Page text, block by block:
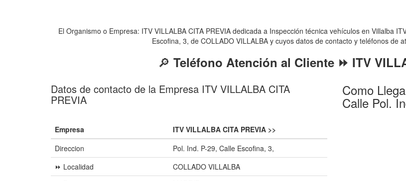
El Organismo o Empresa: ITV VILLALBA CITA PREVIA dedicada a Inspección técnica vehículos en Villalba
Escofina, 3, de COLLADO VILLALBA y cuyos datos de contacto y teléfonos de
🔎 Teléfono Atención al Cliente ⏩ ITV
Datos de contacto de la Empresa ITV VILLALBA CITA
PREVIA
Empresa
ITV VILLALBA CITA PREVIA >>
Direccion
Pol. Ind. P-29, Calle Escofina, 3,
⏩ Localidad
COLLADO VILLALBA
Como
Calle Pol.